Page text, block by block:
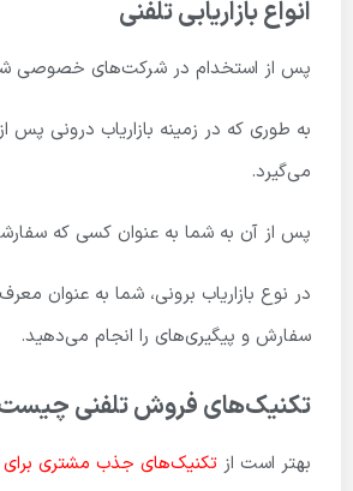
انواع بازاریابی تلفنی
پس از استخدام در شرکت‌های خصوصی شما
به طوری که در زمینه بازاریاب درونی پس
می‌گیرد.
پس از آن به شما به عنوان کسی که
در نوع بازاریاب برونی، شما به عنوان
سفارش و پیگیری‌های را انجام می‌دهید.
تکنیک‌های فروش تلفنی
بهتر است از تکنیک‌های جذب مشتری